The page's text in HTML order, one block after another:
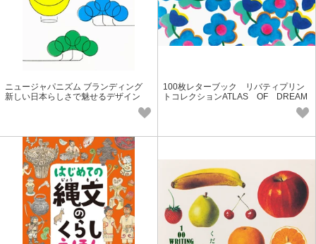
ニュージャパニズム ブランディング
新しい日本らしさで魅せるデザイン
100枚レターブック リバティプリン
トコレクションATLAS OF DREAM